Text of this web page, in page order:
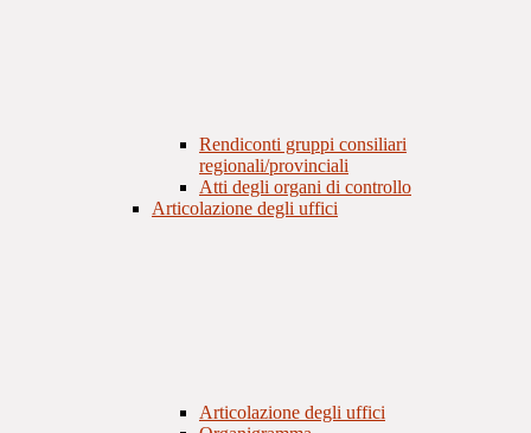
Rendiconti gruppi consiliari
regionali/provinciali
Atti degli organi di controllo
Articolazione degli uffici
Articolazione degli uffici